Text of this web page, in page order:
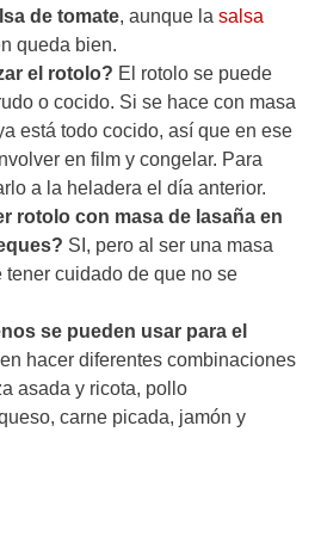
de tomate, aunque la salsa
queda bien.
el rotolo? El rotolo se puede
o cocido. Si se hace con masa
está todo cocido, así que en ese
en film y congelar. Para
a la heladera el día anterior.
rotolo con masa de lasaña en
SI, pero al ser una masa
tener cuidado de que no se
se pueden usar para el
hacer diferentes combinaciones
asada y ricota, pollo
carne picada, jamón y